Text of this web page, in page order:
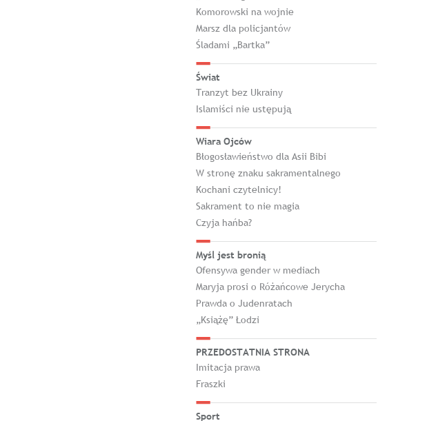
Komorowski na wojnie
Marsz dla policjantów
Śladami „Bartka”
Świat
Tranzyt bez Ukrainy
Islamiści nie ustępują
Wiara Ojców
Błogosławieństwo dla Asii Bibi
W stronę znaku sakramentalnego
Kochani czytelnicy!
Sakrament to nie magia
Czyja hańba?
Myśl jest bronią
Ofensywa gender w mediach
Maryja prosi o Różańcowe Jerycha
Prawda o Judenratach
„Książę” Łodzi
PRZEDOSTATNIA STRONA
Imitacja prawa
Fraszki
Sport